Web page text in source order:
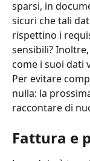
sparsi, in
sicuri che tali
rispettino i
sensibili?
come i suoi dati
Per evitare
nulla: la
raccontare di
Fattura e